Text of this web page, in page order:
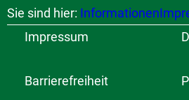
Sie sind hier: Informationen
Impressum
Barrierefreiheit